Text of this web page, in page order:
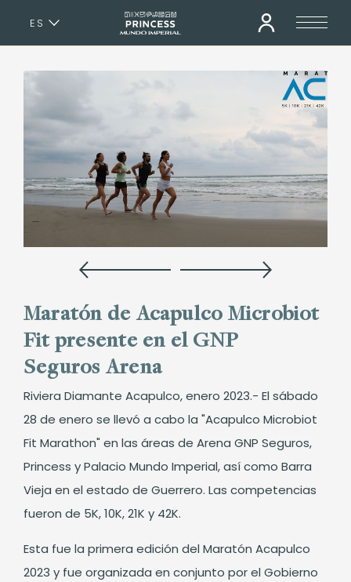
ES
EN
Maratón de Acapulco Microbiot
Fit presente en el GNP
Seguros Arena
Riviera Diamante Acapulco, enero 2023.- El sábado
28 de enero se llevó a cabo la "Acapulco Microbiot
Fit Marathon" en las áreas de Arena GNP Seguros,
Princess y Palacio Mundo Imperial, así como Barra
Vieja en el estado de Guerrero. Las competencias
fueron de 5K, 10K, 21K y 42K.
Esta fue la primera edición del Maratón Acapulco
2023 y fue organizada en conjunto por el Gobierno